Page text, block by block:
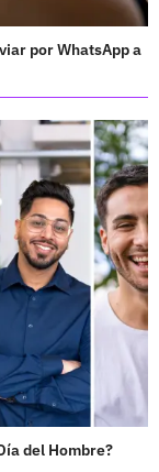
por WhatsApp a
del Hombre?